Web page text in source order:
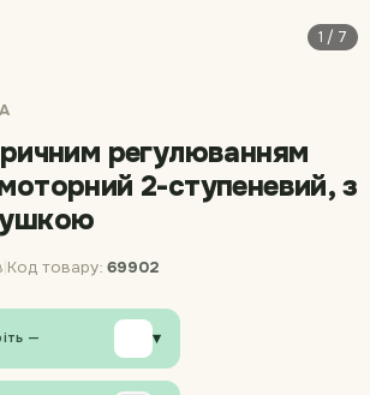
1 / 7
регулюванням
2-ступеневий, з
Код товару: 69902
— ▾